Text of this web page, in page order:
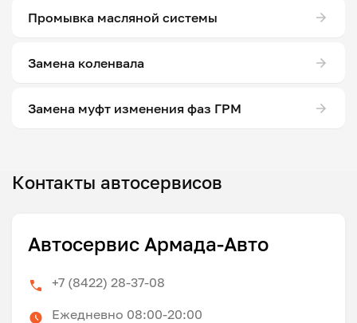
Промывка масляной системы
Замена коленвала
Замена муфт изменения фаз ГРМ
Контакты автосервисов
Автосервис Армада-Авто
+7 (8422) 28-37-08
Ежедневно 08:00-20:00